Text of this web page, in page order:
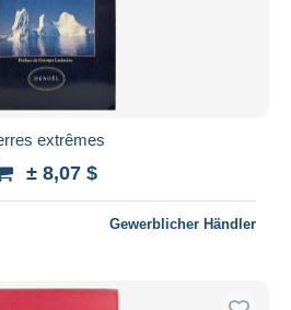
extrêmes
± 8,07 $
Gewerblicher Händler